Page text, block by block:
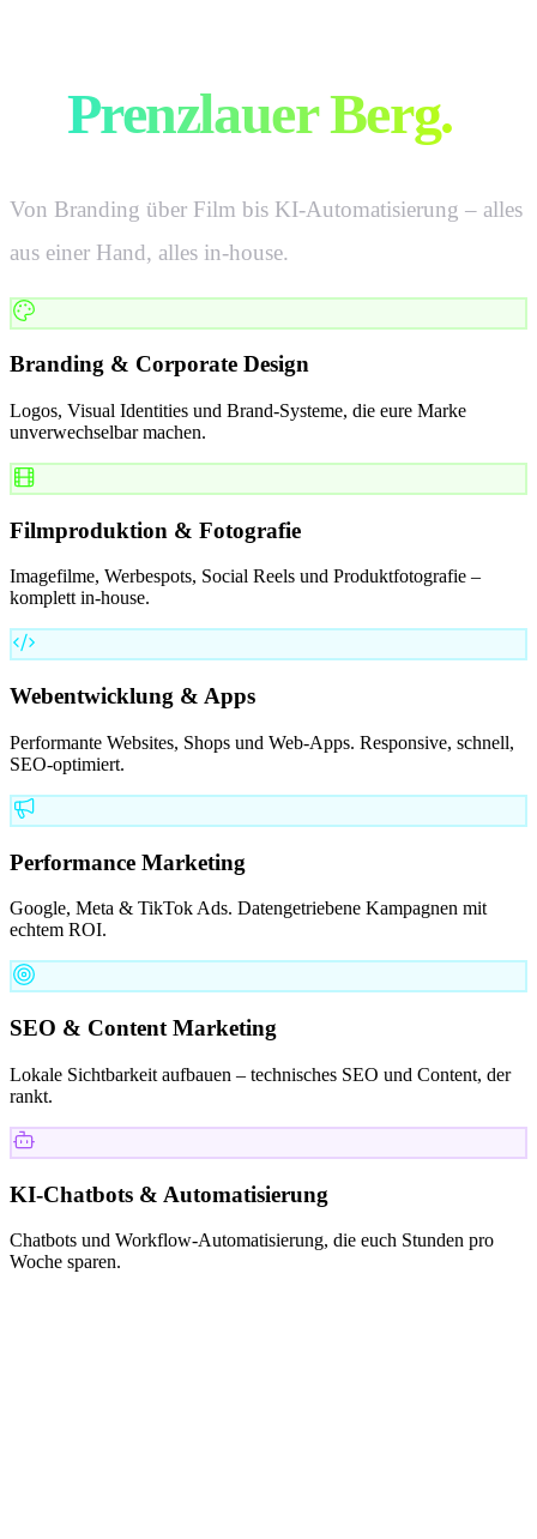
Prenzlauer Berg.
Von Branding über Film bis KI-Automatisierung – alles
aus einer Hand, alles in-house.
Branding & Corporate Design
Logos, Visual Identities und Brand-Systeme, die eure Marke
unverwechselbar machen.
Filmproduktion & Fotografie
Imagefilme, Werbespots, Social Reels und Produktfotografie –
komplett in-house.
Webentwicklung & Apps
Performante Websites, Shops und Web-Apps. Responsive, schnell,
SEO-optimiert.
Performance Marketing
Google, Meta & TikTok Ads. Datengetriebene Kampagnen mit
echtem ROI.
SEO & Content Marketing
Lokale Sichtbarkeit aufbauen – technisches SEO und Content, der
rankt.
KI-Chatbots & Automatisierung
Chatbots und Workflow-Automatisierung, die euch Stunden pro
Woche sparen.